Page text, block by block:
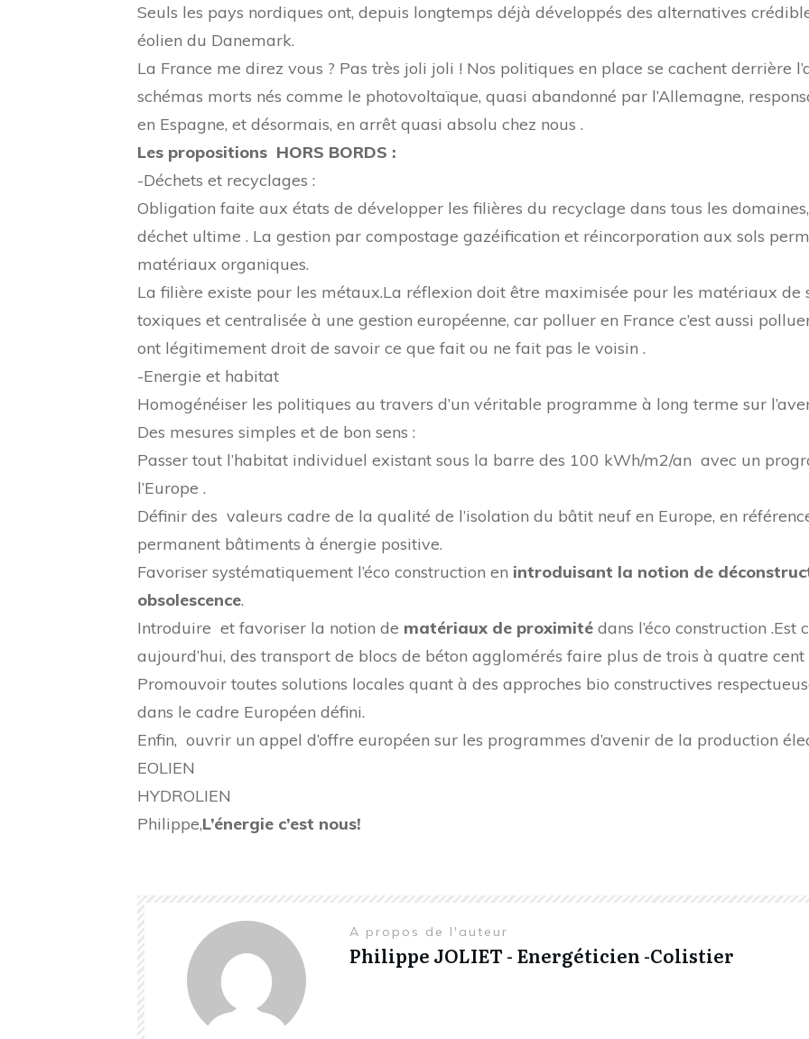
Seuls les pays nordiques ont, depuis longtemps déjà développés des alternatives
éolien du Danemark.
La France me direz vous ? Pas très joli joli ! Nos politiques en place se cachent derrière
schémas morts nés comme le photovoltaïque, quasi abandonné par l’Allemagne,
en Espagne, et désormais, en arrêt quasi absolu chez nous .
Les propositions HORS BORDS :
-Déchets et recyclages :
Obligation faite aux états de développer les filières du recyclage dans tous les
déchet ultime . La gestion par compostage gazéification et réincorporation aux sols
matériaux organiques.
La filière existe pour les métaux.La réflexion doit être maximisée pour les matériaux de
toxiques et centralisée à une gestion européenne, car polluer en France c’est aussi
ont légitimement droit de savoir ce que fait ou ne fait pas le voisin .
-Energie et habitat
Homogénéiser les politiques au travers d’un véritable programme à long terme sur
Des mesures simples et de bon sens :
Passer tout l’habitat individuel existant sous la barre des 100 kWh/m2/an avec un
l’Europe .
Définir des valeurs cadre de la qualité de l’isolation du bâtit neuf en Europe, en
permanent bâtiments à énergie positive.
Favoriser systématiquement l’éco construction en introduisant la notion de
obsolescence.
Introduire et favoriser la notion de matériaux de proximité dans l’éco construction
aujourd’hui, des transport de blocs de béton agglomérés faire plus de trois à quatre cent
Promouvoir toutes solutions locales quant à des approches bio constructives
dans le cadre Européen défini.
Enfin, ouvrir un appel d’offre européen sur les programmes d’avenir de la production
EOLIEN
HYDROLIEN
Philippe,L’énergie c’est nous!
A propos de l'auteur
Philippe JOLIET - Energéticien -Colistier